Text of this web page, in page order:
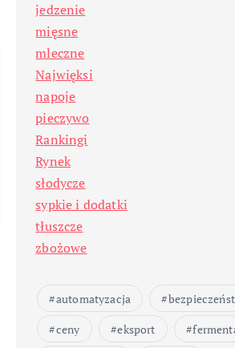
jedzenie
mięsne
mleczne
Najwięksi
napoje
pieczywo
Rankingi
Rynek
słodycze
sypkie i dodatki
tłuszcze
zbożowe
automatyzacja
ceny
eksport